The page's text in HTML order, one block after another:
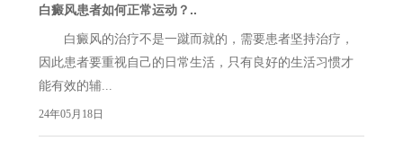
白癜风患者如何正常运动？..
白癜风的治疗不是一蹴而就的，需要患者坚持治疗，
因此患者要重视自己的日常生活，只有良好的生活习惯才
能有效的辅...
24年05月18日